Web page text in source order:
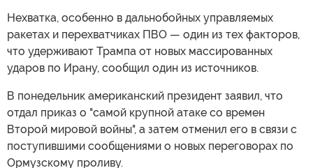
Нехватка, особенно в дальнобойных управляемых
ракетах и перехватчиках ПВО — один из тех факторов,
что удерживают Трампа от новых массированных
ударов по Ирану, сообщил один из источников.
В понедельник американский президент заявил, что
отдал приказ о "самой крупной атаке со времен
Второй мировой войны", а затем отменил его в связи с
поступившими сообщениями о новых переговорах по
Ормузскому проливу.